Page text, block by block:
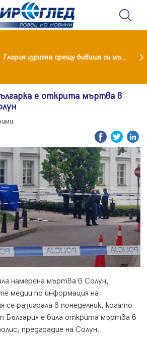
Глория изригна срещу бившия си мъж: Беше със 120-килограмова жена! Искаше бърза печалба...
е открита мъртва в
намерена мъртва в Солун,
медии по информация на
се разиграла в понеделник, когато
България е била открита мъртва в
предградие на Солун.